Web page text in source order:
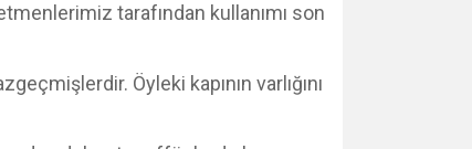
tarafından kullanımı son
Öyleki kapının varlığını